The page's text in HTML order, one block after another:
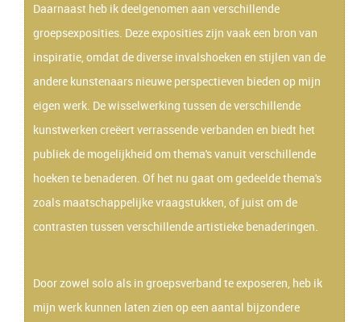
Daarnaast heb ik deelgenomen aan verschillende
groepsexposities. Deze exposities zijn vaak een bron van
inspiratie, omdat de diverse invalshoeken en stijlen van de
andere kunstenaars nieuwe perspectieven bieden op mijn
eigen werk. De wisselwerking tussen de verschillende
kunstwerken creëert verrassende verbanden en biedt het
publiek de mogelijkheid om thema's vanuit verschillende
hoeken te benaderen. Of het nu gaat om gedeelde thema's
zoals maatschappelijke vraagstukken, of juist om de
contrasten tussen verschillende artistieke benaderingen.
Door zowel solo als in groepsverband te exposeren, heb ik
mijn werk kunnen laten zien op een aantal bijzondere